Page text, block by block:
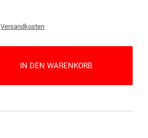
Versandkosten
IN DEN WARENKORB